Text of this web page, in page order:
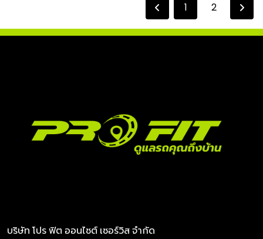
1 2
บริษัท โปร ฟิต ออนไซต์ เซอร์วิส จำกัด